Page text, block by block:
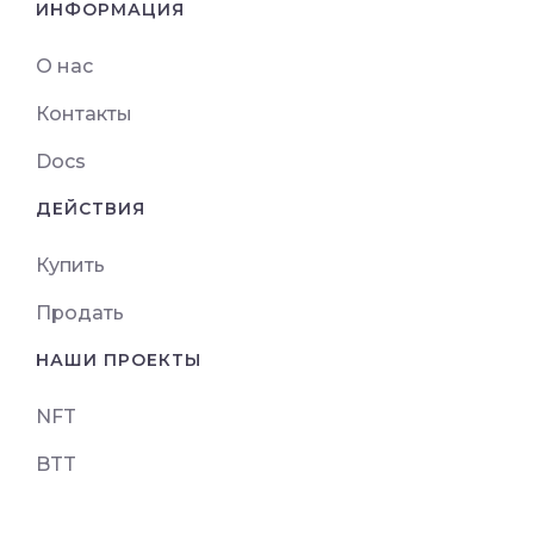
ИНФОРМАЦИЯ
О нас
Контакты
Docs
ДЕЙСТВИЯ
Купить
Продать
НАШИ ПРОЕКТЫ
NFT
BTT